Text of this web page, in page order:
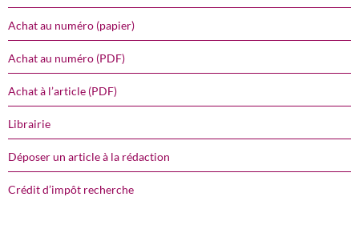
Achat au numéro (papier)
Achat au numéro (PDF)
Achat à l’article (PDF)
Librairie
Déposer un article à la rédaction
Crédit d’impôt recherche